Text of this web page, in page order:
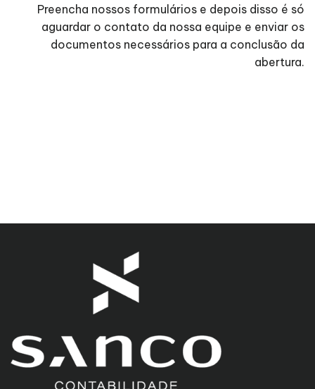
Preencha nossos formulários e depois disso é só
aguardar o contato da nossa equipe e enviar os
documentos necessários para a conclusão da
abertura.